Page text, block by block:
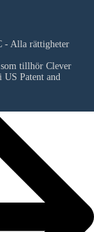
- Alla rättigheter
som tillhör Clever
Patent and